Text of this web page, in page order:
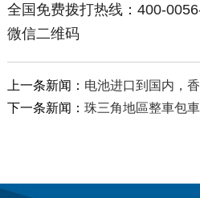
全国免费拨打热线：400-
微信二维码
上一条新闻： 电池进口到国内，
下一条新闻： 珠三角地區整車包